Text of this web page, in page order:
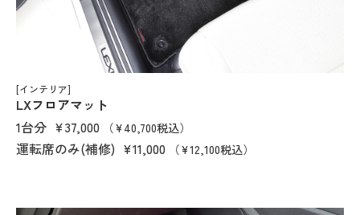
[インテリア]
LXフロアマット
1台分 ¥37,000 （¥40,700税込）
運転席のみ(補修) ¥11,000 （¥12,100税込）